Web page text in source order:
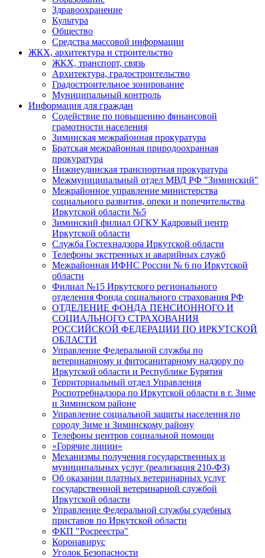
Здравоохранение
Культура
Общество
Средства массовой информации
ЖКХ, архитектура и строительство
ЖКХ, транспорт, связь
Архитектура, градостроительство
Градостроительное зонирование
Муниципальный контроль
Информация для граждан
Содействие по повышению финансовой
грамотности населения
Зиминская межрайонная прокуратура
Братская межрайонная природоохранная
прокуратура
Нижнеудинская транспортная прокуратура
Межмуниципальный отдел МВД РФ "Зиминский"
Межрайонное управление министерства
социального развития, опеки и попечительства
Иркутской области №5
Зиминский филиал ОГКУ Кадровый центр
Иркутской области
Служба Гостехнадзора Иркутской области
Телефоны экстренных и аварийных служб
Межрайонная ИФНС России № 6 по Иркутской
области
Филиал №15 Иркутского регионального
отделения Фонда социального страхования РФ
ОТДЕЛЕНИЕ ФОНДА ПЕНСИОННОГО И
СОЦИАЛЬНОГО СТРАХОВАНИЯ
РОССИЙСКОЙ ФЕДЕРАЦИИ ПО ИРКУТСКОЙ
ОБЛАСТИ
Управление Федеральной службы по
ветеринарному и фитосанитарному надзору по
Иркутской области и Республике Бурятия
Территориальный отдел Управления
Роспотребнадзора по Иркутской области в г. Зиме
и Зиминском районе
Управление социальной защиты населения по
городу Зиме и Зиминскому району
Телефоны центров социальной помощи
«Горячие линии»
Механизмы получения государственных и
муниципальных услуг (реализация 210-ФЗ)
Об оказании платных ветеринарных услуг
государственной ветеринарной службой
Иркутской области
Управление Федеральной службы судебных
приставов по Иркутской области
ФКП "Росреестра"
Коронавирус
Уголок Безопасности